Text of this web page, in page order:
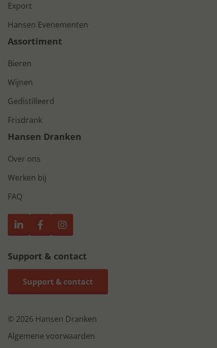
Export
Hansen Evenementen
Assortiment
Bieren
Wijnen
Gedistilleerd
Frisdrank
Hansen Dranken
Over ons
Werken bij
FAQ
Support & contact
Support & contact
© 2026 Hansen Dranken
Algemene voorwaarden